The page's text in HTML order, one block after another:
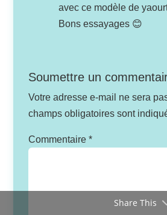
avec ce modèle de
Bons essayages 😊
Soumettre un
Votre adresse e-mail ne sera
champs obligatoires sont
Commentaire*
Share This